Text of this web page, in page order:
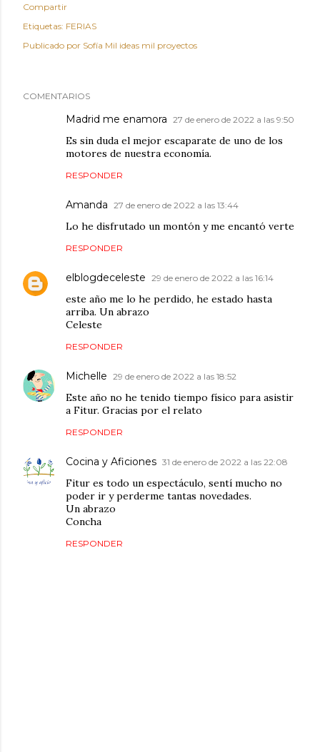
Compartir
Etiquetas: FERIAS
Publicado por Sofía Mil ideas mil proyectos
COMENTARIOS
Madrid me enamora 27 de enero de 2022 a las 9:50
Es sin duda el mejor escaparate de uno de los
motores de nuestra economía.
RESPONDER
Amanda 27 de enero de 2022 a las 13:44
Lo he disfrutado un montón y me encantó verte
RESPONDER
elblogdeceleste 29 de enero de 2022 a las 16:14
este año me lo he perdido, he estado hasta
arriba. Un abrazo
Celeste
RESPONDER
Michelle 29 de enero de 2022 a las 18:52
Este año no he tenido tiempo físico para asistir
a Fitur. Gracias por el relato
RESPONDER
Cocina y Aficiones 31 de enero de 2022 a las 22:08
Fitur es todo un espectáculo, sentí mucho no
poder ir y perderme tantas novedades.
Un abrazo
Concha
RESPONDER